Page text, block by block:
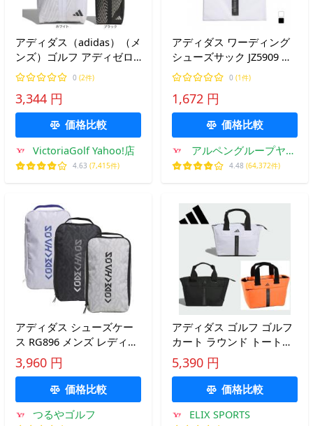
アディダス（adidas）（メ
ンズ）ゴルフ アディゼロ
シューズバッグ JUT51-
JM6700
0 (2件)
3,344 円
価格比較
VictoriaGolf Yahoo!店
4.63 (7,415件)
アディダス ワーディング
シューズサック JZ5909 ゴ
ルフ シューズケース
adidas
0 (1件)
1,672 円
価格比較
アルペングループヤフ
ー店
4.48 (64,372件)
アディダス シューズケー
ス RG896 メンズ レディー
ス コードカオス 2026年モ
デル
3,960 円
価格比較
つるやゴルフ
アディダス ゴルフ ゴルフ
カート ラウンド トートバ
ッグ HM560 adidas 軽量
耐久性 汚れにくい 9.1L
2026年モデル 送料無料 あ
す楽 あすつく
5,390 円
価格比較
ELIX SPORTS